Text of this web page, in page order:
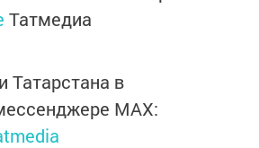
Татмедиа
Татарстана в
MАХ: